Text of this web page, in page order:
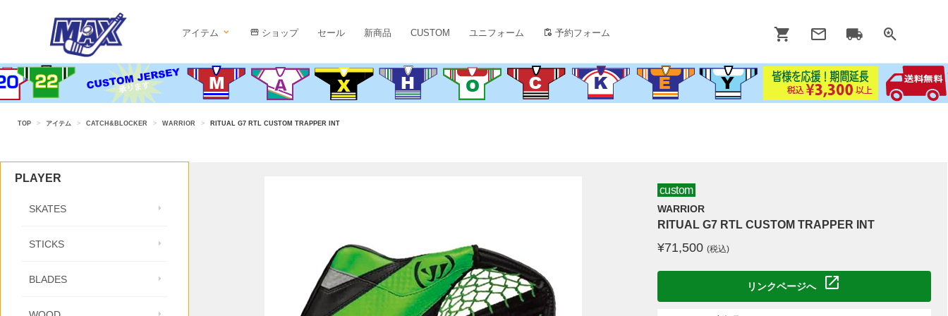
アイテム ショップ セール 新商品 CUSTOM ユニフォーム 予約フォーム
TOP > アイテム > CATCH&BLOCKER > WARRIOR > RITUAL G7 RTL CUSTOM TRAPPER INT
PLAYER
SKATES
STICKS
BLADES
custom
WARRIOR
RITUAL G7 RTL CUSTOM TRAPPER INT
¥71,500 (税込)
リンクページへ